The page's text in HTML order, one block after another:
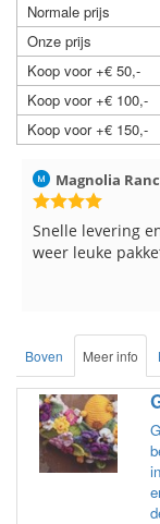
Normale prijs
Onze prijs
Koop voor +€ 50,-
Koop voor +€ 100,-
Koop voor +€ 150,-
Hilde uit Loyers
Reeds
breinaalden
Boven Meer info